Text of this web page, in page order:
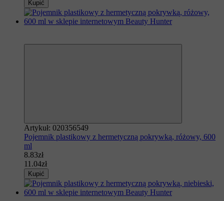
Kupić
Artykuł: 020356549
Pojemnik plastikowy z hermetyczną pokrywką, różowy, 600
ml
8.83zł
11.04zł
Kupić